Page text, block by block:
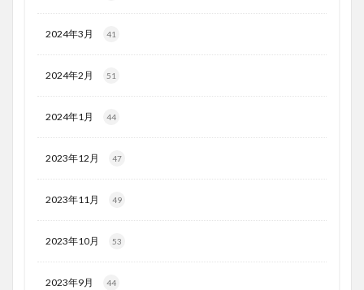
2024年3月 41
2024年2月 51
2024年1月 44
2023年12月 47
2023年11月 49
2023年10月 53
2023年9月 44